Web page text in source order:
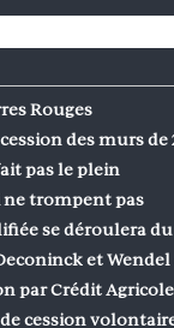
Rouges
des murs de
pas le plein
ne trompent pas
se déroulera du
et Wendel
par Crédit Agricole
cession